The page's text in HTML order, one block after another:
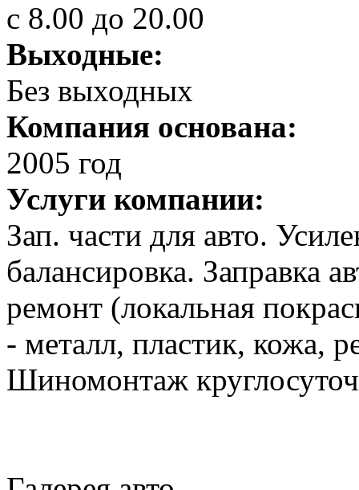
с 8.00 до 20.00
Выходные:
Без выходных
Компания основана:
2005 год
Услуги компании:
Зап. части для авто.
балансировка. Заправка
ремонт (локальная
- металл, пластик, кожа,
Шиномонтаж